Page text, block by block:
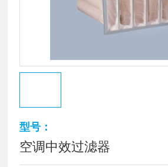
型号：
空调中效过滤器